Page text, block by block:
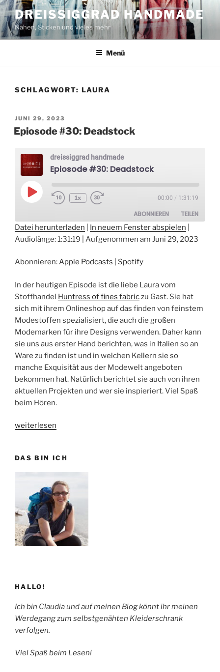
Zum
Inhalt
springen
DREISSIGGRAD HANDMADE
Nähen, Sticken und vieles mehr
Menü
SCHLAGWORT: LAURA
VERÖFFENTLICHT
AM
JUNI 29, 2023
Epiosode #30: Deadstock
dreissiggrad handmade
Epiosode #30: Deadstock
Play
Episode
1x 00:00 / 1:31:19
ABONNIEREN TEILEN
Apple Podcasts Spotify
RSS FEED
TEILEN
LINK
EMBED
Datei herunterladen In neuem Fenster abspielen
Audiolänge: 1:31:19
Aufgenommen am Juni 29, 2023
Abonnieren:Apple Podcasts Spotify
In der heutigen Episode ist die liebe Laura vom
Stoffhandel Huntress of fines fabriczu Gast. Sie hat
sich mit ihrem Onlineshop auf das finden von feinstem
Modestoffen spezialisiert, die auch die großen
Modemarken für ihre Designs verwenden. Daher kann
sie uns aus erster Hand berichten, was in Italien so an
Ware zu finden ist und in welchen Kellern sie so
manche Exquisität aus der Modewelt angeboten
bekommen hat. Natürlich berichtet sie auch von ihren
aktuellen Projekten und wer sie inspieriert. Viel Spaß
beim Hören.
„Epiosode
weiterlesen
DAS BIN ICH
HALLO!
Ich bin Claudia und auf meinen Blog könnt ihr meinen
Werdegang zum selbstgenähten Kleiderschrank
verfolgen.
Viel Spaß beim Lesen!